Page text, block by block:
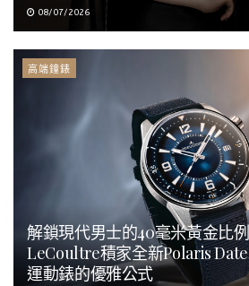
08/07/2026
高端鐘錶
解鎖現代男士的40毫米黃金比
LeCoultre積家全新Polaris
運動錶的優雅公式